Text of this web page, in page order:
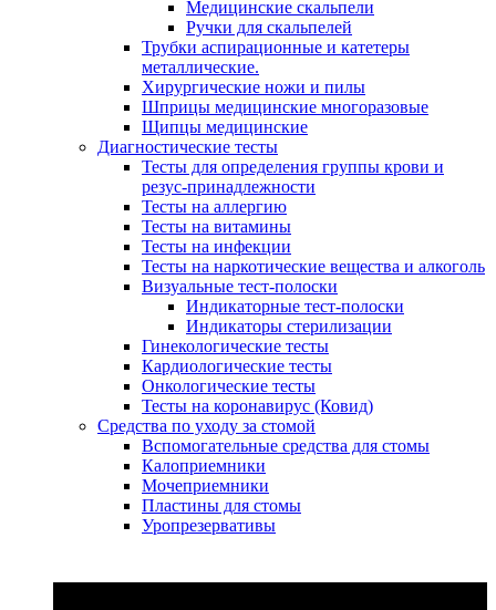
Медицинские скальпели
Ручки для скальпелей
Трубки аспирационные и катетеры
металлические.
Хирургические ножи и пилы
Шприцы медицинские многоразовые
Щипцы медицинские
Диагностические тесты
Тесты для определения группы крови и
резус-принадлежности
Тесты на аллергию
Тесты на витамины
Тесты на инфекции
Тесты на наркотические вещества и алкоголь
Визуальные тест-полоски
Индикаторные тест-полоски
Индикаторы стерилизации
Гинекологические тесты
Кардиологические тесты
Онкологические тесты
Тесты на коронавирус (Ковид)
Средства по уходу за стомой
Вспомогательные средства для стомы
Калоприемники
Мочеприемники
Пластины для стомы
Уропрезервативы